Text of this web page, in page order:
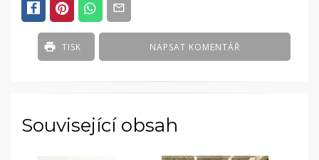
NAPSAT KOMENTÁŘ
TISK
Související obsah